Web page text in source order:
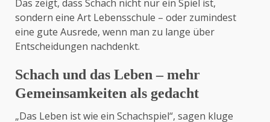
Das zeigt, dass Schach nicht nur ein Spiel ist,
sondern eine Art Lebensschule – oder zumindest
eine gute Ausrede, wenn man zu lange über
Entscheidungen nachdenkt.
Schach und das Leben – mehr
Gemeinsamkeiten als gedacht
„Das Leben ist wie ein Schachspiel“, sagen kluge